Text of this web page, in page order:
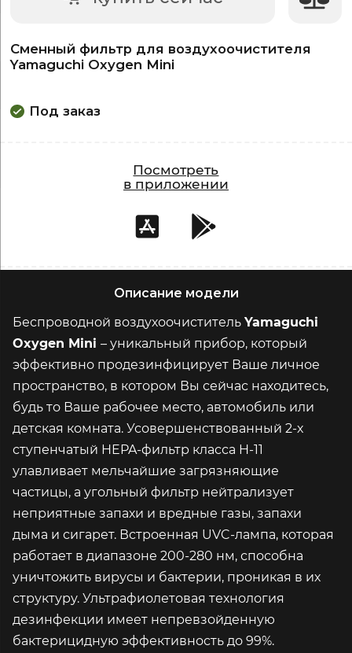
Сменный фильтр для воздухоочистителя
Yamaguchi Oxygen Mini
Под заказ
Посмотреть
в приложении
Описание модели
Беспроводной воздухоочиститель Yamaguchi
Oxygen Mini – уникальный прибор, который
эффективно продезинфицирует Ваше личное
пространство, в котором Вы сейчас находитесь,
будь то Ваше рабочее место, автомобиль или
детская комната. Усовершенствованный 2-х
ступенчатый HEPA-фильтр класса H-11
улавливает мельчайшие загрязняющие
частицы, а угольный фильтр нейтрализует
неприятные запахи и вредные газы, запахи
дыма и сигарет. Встроенная UVC-лампа, которая
работает в диапазоне 200-280 нм, способна
уничтожить вирусы и бактерии, проникая в их
структуру. Ультрафиолетовая технология
дезинфекции имеет непревзойденную
бактерицидную эффективность до 99%.